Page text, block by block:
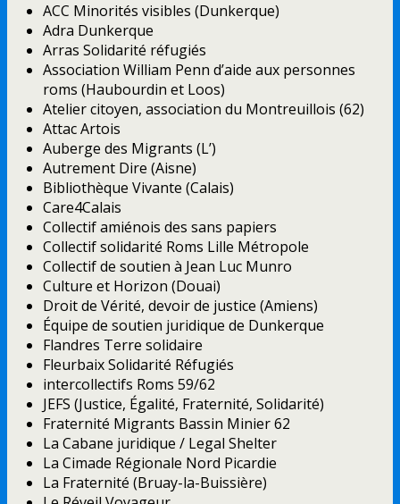
ACC Minorités visibles (Dunkerque)
Adra Dunkerque
Arras Solidarité réfugiés
Association William Penn d’aide aux personnes
roms (Haubourdin et Loos)
Atelier citoyen, association du Montreuillois (62)
Attac Artois
Auberge des Migrants (L’)
Autrement Dire (Aisne)
Bibliothèque Vivante (Calais)
Care4Calais
Collectif amiénois des sans papiers
Collectif solidarité Roms Lille Métropole
Collectif de soutien à Jean Luc Munro
Culture et Horizon (Douai)
Droit de Vérité, devoir de justice (Amiens)
Équipe de soutien juridique de Dunkerque
Flandres Terre solidaire
Fleurbaix Solidarité Réfugiés
intercollectifs Roms 59/62
JEFS (Justice, Égalité, Fraternité, Solidarité)
Fraternité Migrants Bassin Minier 62
La Cabane juridique / Legal Shelter
La Cimade Régionale Nord Picardie
La Fraternité (Bruay-la-Buissière)